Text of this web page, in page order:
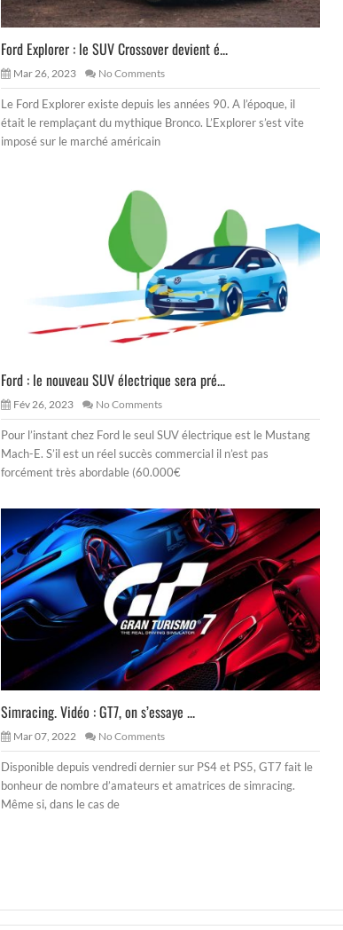
Ford Explorer : le SUV Crossover devient é...
Mar 26, 2023 No Comments
Le Ford Explorer existe depuis les années 90. A l’époque, il
était le remplaçant du mythique Bronco. L’Explorer s’est vite
imposé sur le marché américain
Ford : le nouveau SUV électrique sera pré...
Fév 26, 2023 No Comments
Pour l’instant chez Ford le seul SUV électrique est le Mustang
Mach-E. S’il est un réel succès commercial il n’est pas
forcément très abordable (60.000€
Simracing. Vidéo : GT7, on s’essaye ...
Mar 07, 2022 No Comments
Disponible depuis vendredi dernier sur PS4 et PS5, GT7 fait le
bonheur de nombre d’amateurs et amatrices de simracing.
Même si, dans le cas de